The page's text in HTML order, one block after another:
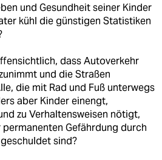
und Gesundheit seiner Kinder
kühl die günstigen Statistiken
dass Autoverkehr
und die Straßen
die mit Rad und Fuß unterwegs
aber Kinder einengt,
zu Verhaltensweisen nötigt,
Gefährdung durch
sind?